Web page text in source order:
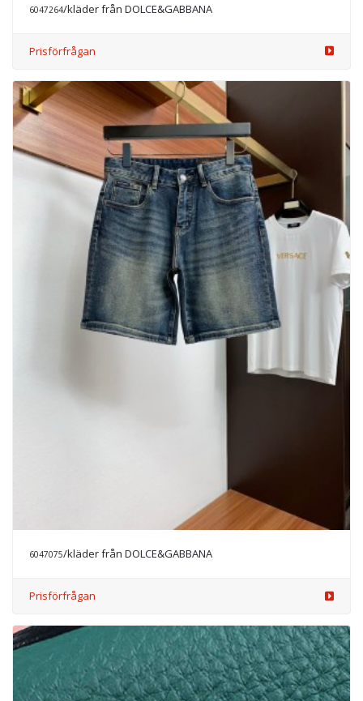
6047264/kläder från DOLCE&GABBANA
Prisförfrågan
6047075/kläder från DOLCE&GABBANA
Prisförfrågan